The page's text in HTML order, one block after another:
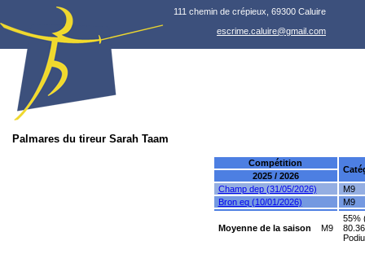
111 chemin de crépieux, 69300 Caluire
escrime.caluire@gmail.com
Palmares du tireur Sarah Taam
Compétition
2025 / 2026
Champ dep (31/05/2026)
M9
Bron eq (10/01/2026)
M9
Moyenne de la saison M9
55%